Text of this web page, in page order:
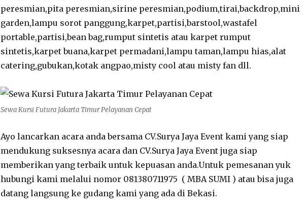
peresmian,pita peresmian,sirine peresmian,podium,tirai,backdrop,mini
garden,lampu sorot panggung,karpet,partisi,barstool,wastafel
portable,partisi,bean bag,rumput sintetis atau karpet rumput
sintetis,karpet buana,karpet permadani,lampu taman,lampu hias,alat
catering,gubukan,kotak angpao,misty cool atau misty fan dll.
Sewa Kursi Futura Jakarta Timur Pelayanan Cepat
Ayo lancarkan acara anda bersama CV.Surya Jaya Event kami yang siap
mendukung suksesnya acara dan CV.Surya Jaya Event juga siap
memberikan yang terbaik untuk kepuasan anda.Untuk pemesanan yuk
hubungi kami melalui nomor 081380711975 ( MBA SUMI ) atau bisa juga
datang langsung ke gudang kami yang ada di Bekasi.